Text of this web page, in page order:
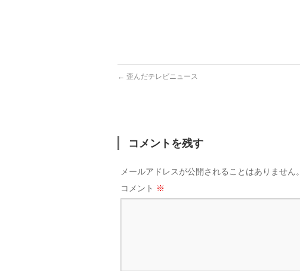
← 歪んだテレビニュース
コメントを残す
メールアドレスが公開されることはありません。
コメント ※